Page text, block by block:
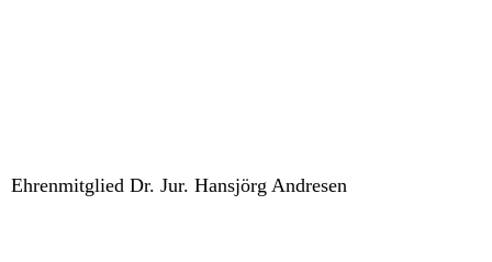
Ehrenmitglied Dr. Jur. Hansjörg Andresen